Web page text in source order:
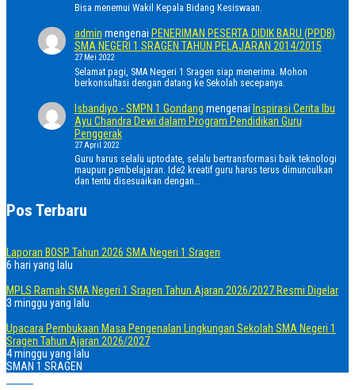
Bisa menemui Wakil Kepala Bidang Kesiswaan.
admin mengenai PENERIMAN PESERTA DIDIK BARU (PPDB)
SMA NEGERI 1 SRAGEN TAHUN PELAJARAN 2014/2015
27 Mei 2022
Selamat pagi, SMA Negeri 1 Sragen siap menerima. Mohon
berkonsultasi dengan datang ke Sekolah secepanya.
Isbandiyo - SMPN 1 Gondang mengenai Inspirasi Cerita Ibu
Ayu Chandra Dewi dalam Program Pendidikan Guru
Penggerak
27 April 2022
Guru harus selalu uptodate, selalu bertransformasi baik teknologi
maupun pembelajaran. Ide2 kreatif guru harus terus dimunculkan
dan tentu disesuaikan dengan…
Pos Terbaru
Laporan BOSP Tahun 2026 SMA Negeri 1 Sragen
6 hari yang lalu
MPLS Ramah SMA Negeri 1 Sragen Tahun Ajaran 2026/2027 Resmi Digelar
3 minggu yang lalu
Upacara Pembukaan Masa Pengenalan Lingkungan Sekolah SMA Negeri 1
Sragen Tahun Ajaran 2026/2027
4 minggu yang lalu
SMAN 1 SRAGEN